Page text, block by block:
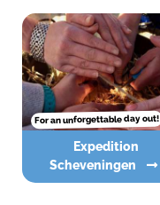
For an unforgettable day out!
Expedition
Scheveningen